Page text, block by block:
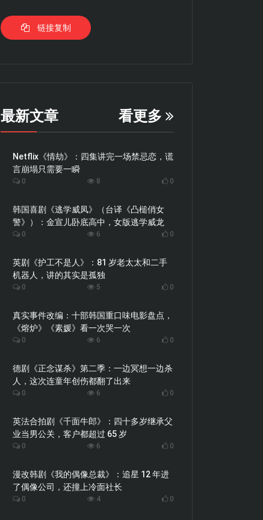
链接复制
最新文章 看更多
Netflix《情劫》：四集讲完一场禁忌恋，谎
言崩塌只需要一瞬
0 8 0
韩国喜剧《逃学威凤》（台译《凸槌俏女
警》）：金宣儿卧底高中，女版逃学威龙
0 6 0
英剧《护工不是人》：81 岁老太太和二手
机器人，讲的其实是孤独
0 5 0
真实事件改编：十部韩国重口味电影盘点，
《熔炉》《素媛》看一次哭一次
0 6 0
德剧《正念谋杀》第二季：一边冥想一边杀
人，这次连童年创伤都翻了出来
0 6 0
英法合拍剧《千面牛郎》：四十多岁继承父
业当男公关，客户都超过 65 岁
0 6 0
漫改韩剧《我的偶像总裁》：追星 12 年进
了偶像公司，还撞上冷面社长
0 4 0